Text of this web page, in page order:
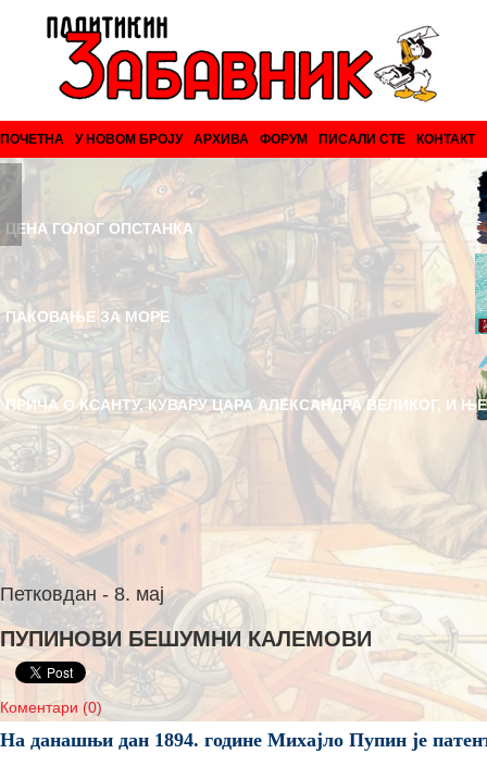
ПОЧЕТНА У НОВОМ БРОЈУ АРХИВА ФОРУМ ПИСАЛИ СТЕ КОНТАКТ
ЦЕНА ГОЛОГ ОПСТАНКА
ПАКОВАЊЕ ЗА МОРЕ
ПРИЧА О КСАНТУ, КУВАРУ ЦАРА АЛЕКСАНДРА ВЕЛИКОГ, И
Петковдан - 8. мај
ПУПИНОВИ БЕШУМНИ КАЛЕМОВИ
Коментари (0)
На данашњи дан 1894. године Михајло Пупин је